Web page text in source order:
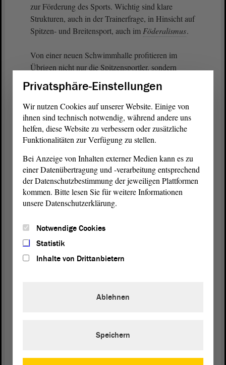
zur Förderung des Sports. Wichtig sind klare
Strukturen, auch in der Trainerfrage, in Hinsicht auf
Spitzen- und Breitensport, auch im Föderalismus.
Von einer neuen Schwimmhalle profitieren im
Übrigen nicht nur die Spitzensportler, sondern
Elbe-Schwimmhalle auch der Breitensport. Das ist
gerade für Kinder und Jugendliche ein wichtiges
Signal. Wir müssen die junge Generation von den
Bildschirmen wegbekommen. Sportliche Aktivität
ist ein zentraler Baustein, um die Gesundheit der
starker Breitensport auch den Nachwuchs für
olympische Erfolge.
(Zustimmung bei der CDU und bei der FDP)
Diesbezüglich müssen wir auch zu einem deutlich
ausdrücklich, dass seit dem Schuljahr 2016/2017
wieder Sportmotoriktests in der Grundschule
künftig auf eine breitere Datengrundlage gestellt
auch eine Erweiterung auf den Schwimmunterricht
Privatsphäre-Einstellungen
Wir nutzen Cookies auf unserer Website. Einige von
ihnen sind technisch notwendig, während andere uns
helfen, diese Website zu verbessern oder zusätzliche
Funktionalitäten zur Verfügung zu stellen.
Bei Anzeige von Inhalten externer Medien kann es zu
einer Datenübertragung und -verarbeitung entsprechend
der Datenschutzbestimmung der jeweiligen Plattformen
kommen. Bitte lesen Sie für weitere Informationen
unsere Datenschutzerklärung.
Notwendige Cookies
Statistik
Inhalte von Drittanbietern
Ablehnen
Speichern